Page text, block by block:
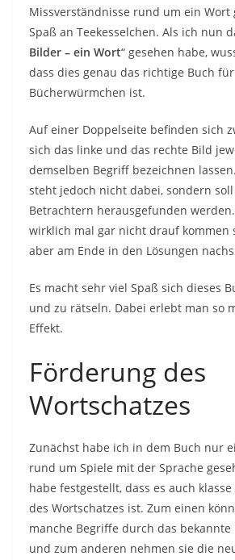
Missverständnisse rund um ein Wort
Spaß an Teekesselchen. Als ich nun
Bilder – ein Wort“ gesehen habe,
dass dies genau das richtige Buch für
Bücherwürmchen ist.
Auf einer Doppelseite befinden sich
sich das linke und das rechte Bild
demselben Begriff bezeichnen
steht jedoch nicht dabei, sondern
Betrachtern herausgefunden
wirklich mal gar nicht drauf kommen
aber am Ende in den Lösungen
Es macht sehr viel Spaß sich dieses
und zu rätseln. Dabei erlebt man so
Effekt.
Förderung des
Wortschatzes
Zunächst habe ich in dem Buch nur
rund um Spiele mit der Sprache
habe festgestellt, dass es auch
des Wortschatzes ist. Zum einen
manche Begriffe durch das
und zum anderen nehmen sie die